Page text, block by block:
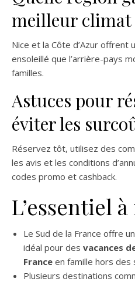
meilleur climat
Nice et la Côte d’Azur offrent
ensoleillé que l’arrière-pays
familles.
Astuces pour
éviter les
Réservez tôt, utilisez des
les avis et les conditions
codes promo et cashback.
L’essentiel
Le Sud de la France offre
idéal pour des vacances
France en famille hors des
Plusieurs destinations